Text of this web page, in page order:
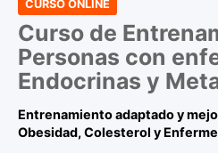
CURSO ONLINE
Curso de
Personas con
Endocrinas y
Entrenamiento adaptado y
Obesidad, Colesterol y